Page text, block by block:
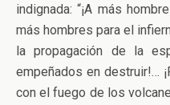
indignada: “¡A más
más hombres para el
la propagación de la
empeñados en destruir!…
con el fuego de los